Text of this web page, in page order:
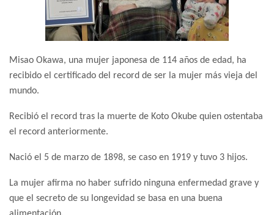
Misao Okawa, una mujer japonesa de 114 años de edad, ha
recibido el certificado del record de ser la mujer más vieja del
mundo.
Recibió el record tras la muerte de Koto Okube quien ostentaba
el record anteriormente.
Nació el 5 de marzo de 1898, se caso en 1919 y tuvo 3 hijos.
La mujer afirma no haber sufrido ninguna enfermedad grave y
que el secreto de su longevidad se basa en una buena